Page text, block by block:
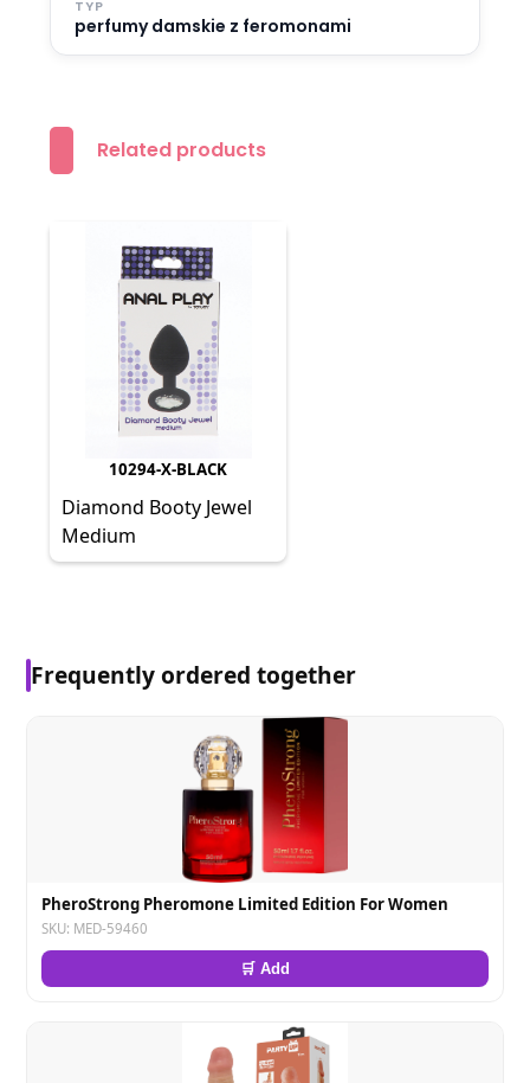
TYP
perfumy damskie z feromonami
Related products
10294-X-BLACK
Diamond Booty Jewel
Medium
Frequently ordered together
PheroStrong Pheromone Limited Edition For Women
SKU: MED-59460
🛒 Add